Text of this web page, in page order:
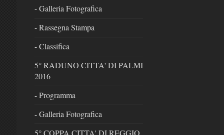
- Galleria Fotografica
- Rassegna Stampa
- Classifica
5° RADUNO CITTA' DI PALMI
2016
- Programma
- Galleria Fotografica
5° COPPA CITTA' DI REGGIO